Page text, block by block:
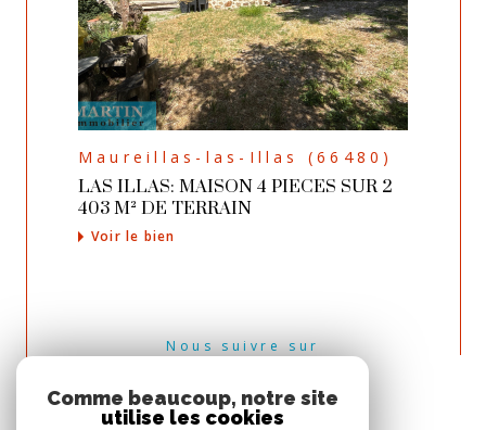
Maureillas-las-Illas (66480)
LAS ILLAS: MAISON 4 PIECES SUR 2
403 M² DE TERRAIN
Voir le bien
Nous suivre sur
Comme beaucoup, notre site
utilise les cookies